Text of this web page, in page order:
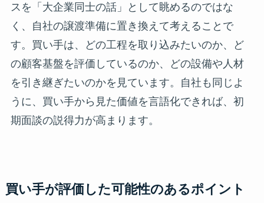
スを「大企業同士の話」として眺めるのではな
く、自社の譲渡準備に置き換えて考えることで
す。買い手は、どの工程を取り込みたいのか、ど
の顧客基盤を評価しているのか、どの設備や人材
を引き継ぎたいのかを見ています。自社も同じよ
うに、買い手から見た価値を言語化できれば、初
期面談の説得力が高まります。
買い手が評価した可能性のあるポイント